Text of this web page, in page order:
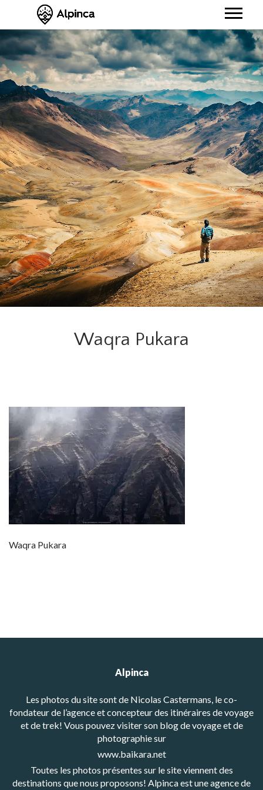
Waqra Pukara
Waqra Pukara
Alpinca
Les photos du site sont de Nicolas Castermans, le co-
fondateur de l’agence et concepteur des itinéraires de voyage
et de trek! Vous pouvez visiter son blog de voyage et de
photographie sur
www.baikara.net
Toutes les photos présentes sur le site viennent des
destinations que nous proposons! Alpinca est une agence de